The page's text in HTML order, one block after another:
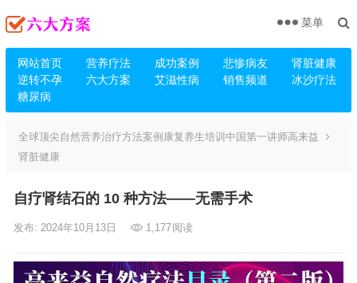
网站首页 营养疗法 成功案例 悲惨病友
肾脏健康
逆转不孕
六大方案 艾滋性病 销售频道
冰沙疗法
糖尿病
菜单
全球顶尖自然营养治疗方法案例康复养生培训中国第一讲师高来益
肾脏健康
自疗肾结石的 10 种方法——无需手术
发布: 2024年10月13日 1,177阅读